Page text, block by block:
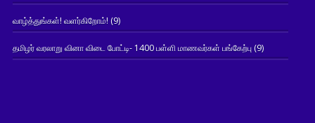
வாழ்த்துங்கள்! வளர்கிறோம்! (9)
தமிழர் வரலாறு வினா விடை போட்டி- 1400 பள்ளி மாணவர்கள் பங்கேற்பு(9)